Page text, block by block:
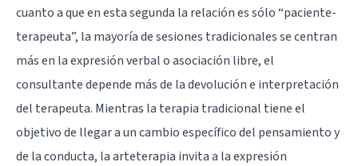
cuanto a que en esta segunda la relación es sólo “paciente-
terapeuta”, la mayoría de sesiones tradicionales se centran
más en la expresión verbal o asociación libre, el
consultante depende más de la devolución e interpretación
del terapeuta. Mientras la terapia tradicional tiene el
objetivo de llegar a un cambio específico del pensamiento y
de la conducta, la arteterapia invita a la expresión